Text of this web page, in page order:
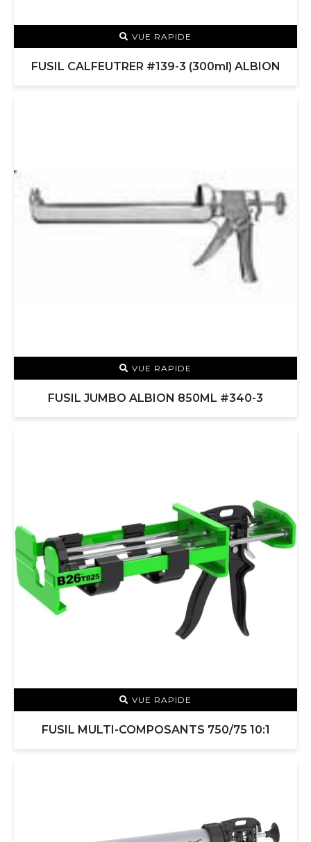
VUE RAPIDE
FUSIL CALFEUTRER #139-3 (300ml) ALBION
VUE RAPIDE
FUSIL JUMBO ALBION 850ML #340-3
VUE RAPIDE
FUSIL MULTI-COMPOSANTS 750/75 10:1